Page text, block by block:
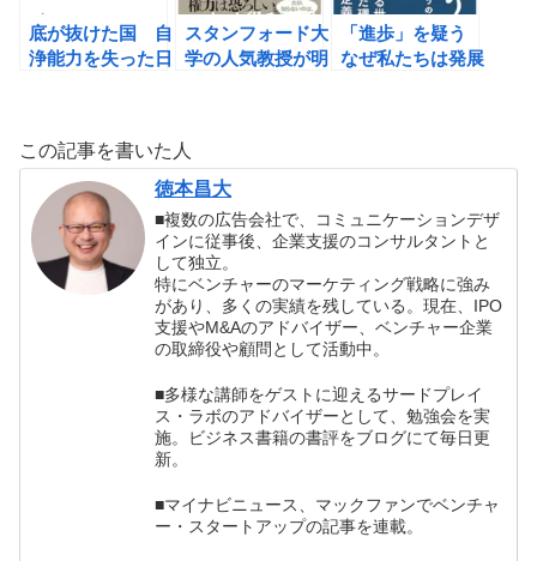
底が抜けた国 自
浄能力を失った日
スタンフォード大
学の人気教授が明
の書評
「進歩」を疑う
なぜ私たちは発展
この記事を書いた人
徳本昌大
■複数の広告会社で、コミュニケーションデザ
インに従事後、企業支援のコンサルタントと
して独立。
特にベンチャーのマーケティング戦略に強み
があり、多くの実績を残している。現在、IPO
支援やM&Aのアドバイザー、ベンチャー企業
の取締役や顧問として活動中。
■多様な講師をゲストに迎えるサードプレイ
ス・ラボのアドバイザーとして、勉強会を実
施。ビジネス書籍の書評をブログにて毎日更
新。
■マイナビニュース、マックファンでベンチャ
ー・スタートアップの記事を連載。